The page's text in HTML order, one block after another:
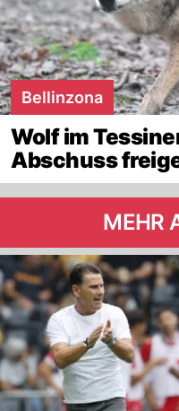
Bellinzona
Wolf im
Abschuss
MEHR